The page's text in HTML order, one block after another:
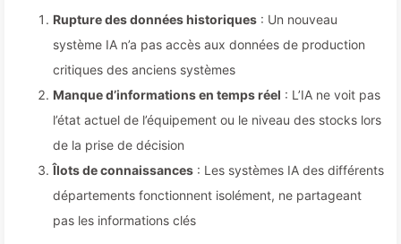
Rupture des données historiques : Un nouveau
système IA n’a pas accès aux données de production
critiques des anciens systèmes
Manque d’informations en temps réel : L’IA ne voit pas
l’état actuel de l’équipement ou le niveau des stocks lors
de la prise de décision
Îlots de connaissances : Les systèmes IA des différents
départements fonctionnent isolément, ne partageant
pas les informations clés